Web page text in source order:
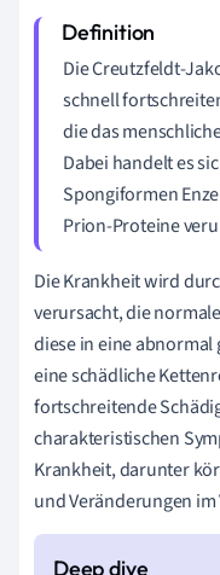
Die Creutzfeldt-
schnell
die das
Dabei handelt es
Spongiformen
Prion-Proteine
Die Krankheit wird
verursacht, die
diese in eine
eine schädliche
fortschreitende
charakteristischen
Krankheit, darunter
und Veränderungen